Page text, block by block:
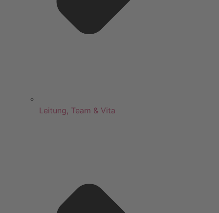
Leitung, Team & Vita